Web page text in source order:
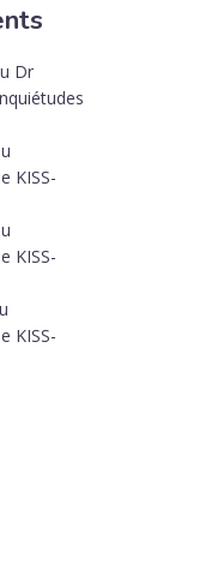
Dr
KISS-
KISS-
KISS-